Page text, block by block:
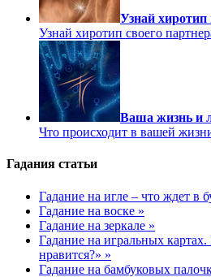
Узнай хиротип
Узнай хиротип своего
Ваша жизнь и
Что происходит в вашей
Гадания статьи
Гадание на игле – что ждет в
Гадание на воске »
Гадание на зеркале »
Гадание на игральных
нравится?» »
Гадание на бамбуковых